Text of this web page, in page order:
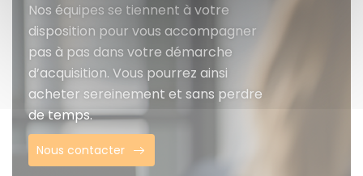
Nos équipes se tiennent à votre
disposition pour vous accompagner
pas à pas dans votre démarche
d’acquisition. Vous pourrez ainsi
acheter sereinement et sans perdre
de temps.
Nous contacter